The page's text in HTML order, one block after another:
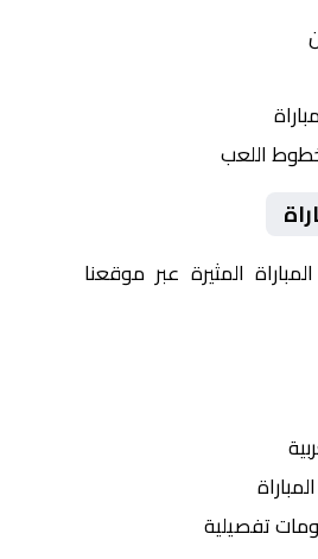
اللعب
المثيرة عبر موقعنا
تفصيلية